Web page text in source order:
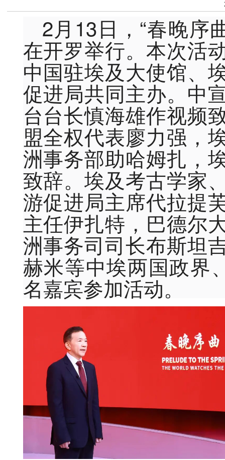
2月13日，“春晚序
在开罗举行。本次活
中国驻埃及大使馆、
促进局共同主办。中
台台长慎海雄作视频
盟全权代表廖力强，
洲事务部助哈姆扎，
致辞。埃及考古学家
游促进局主席代拉提
主任伊扎特，巴德尔
洲事务司司长布斯坦
赫米等中埃两国政界
名嘉宾参加活动。